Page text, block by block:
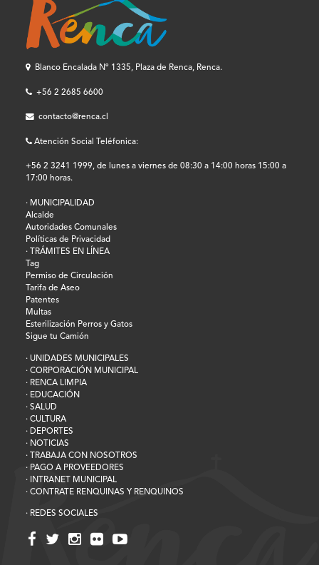
Blanco Encalada Nº 1335, Plaza de Renca, Renca.
+56 2 2685 6600
contacto@renca.cl
Atención Social Teléfonica:
+56 2 3241 1999, de lunes a viernes de 08:30 a 14:00 horas 15:00 a
17:00 horas.
· MUNICIPALIDAD
Alcalde
Autoridades Comunales
Políticas de Privacidad
· TRÁMITES EN LÍNEA
Tag
Permiso de Circulación
Tarifa de Aseo
Patentes
Multas
Esterilización Perros y Gatos
Sigue tu Camión
· UNIDADES MUNICIPALES
· CORPORACIÓN MUNICIPAL
· RENCA LIMPIA
· EDUCACIÓN
· SALUD
· CULTURA
· DEPORTES
· NOTICIAS
· TRABAJA CON NOSOTROS
· PAGO A PROVEEDORES
· INTRANET MUNICIPAL
· CONTRATE RENQUINAS Y RENQUINOS
· REDES SOCIALES